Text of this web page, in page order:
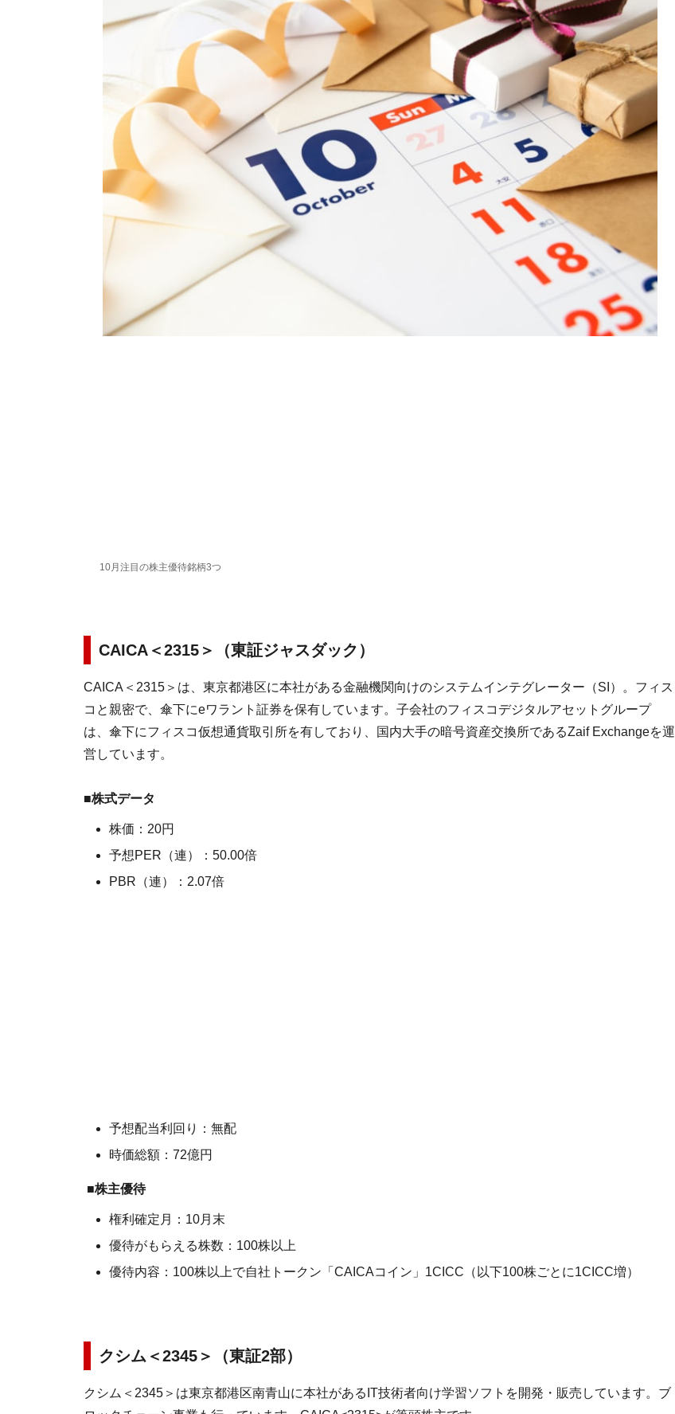
10月注目の株主優待銘柄3つ
CAICA＜2315＞（東証ジャスダック）
CAICA＜2315＞は、東京都港区に本社がある金融機関向けのシステムインテグレーター（SI）。フィス
コと親密で、傘下にeワラント証券を保有しています。子会社のフィスコデジタルアセットグループ
は、傘下にフィスコ仮想通貨取引所を有しており、国内大手の暗号資産交換所であるZaif Exchangeを運
営しています。
■株式データ
株価：20円
予想PER（連）：50.00倍
PBR（連）：2.07倍
予想配当利回り：無配
時価総額：72億円
■株主優待
権利確定月：10月末
優待がもらえる株数：100株以上
優待内容：100株以上で自社トークン「CAICAコイン」1CICC（以下100株ごとに1CICC増）
クシム＜2345＞（東証2部）
クシム＜2345＞は東京都港区南青山に本社があるIT技術者向け学習ソフトを開発・販売しています。ブ